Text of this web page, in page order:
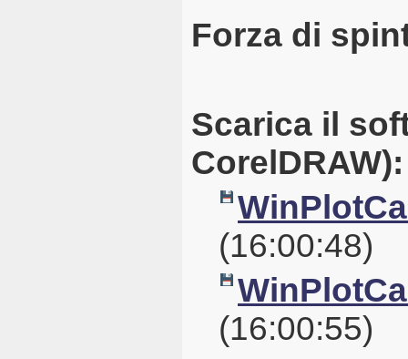
Forza di
Scarica il
CorelDRAW):
(16:00:48)
(16:00:55)